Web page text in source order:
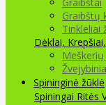
Graibštų
Tinkleliai
Dėklai,
Spininginė žūklė
Spiningai Ritės